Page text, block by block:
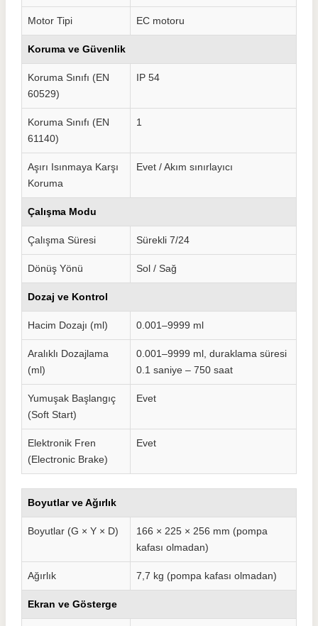
Motor Tipi EC motoru
Koruma ve Güvenlik
Koruma Sınıfı (EN
60529)
IP 54
Koruma Sınıfı (EN
61140)
1
Aşırı Isınmaya Karşı
Koruma
Evet / Akım sınırlayıcı
Çalışma Modu
Çalışma Süresi Sürekli 7/24
Dönüş Yönü Sol / Sağ
Dozaj ve Kontrol
Hacim Dozajı (ml) 0.001–9999 ml
Aralıklı Dozajlama
(ml)
0.001–9999 ml, duraklama süresi
0.1 saniye – 750 saat
Yumuşak Başlangıç
(Soft Start)
Evet
Elektronik Fren
(Electronic Brake)
Evet
Boyutlar ve Ağırlık
Boyutlar (G × Y × D)
166 × 225 × 256 mm (pompa
kafası olmadan)
Ağırlık 7,7 kg (pompa kafası olmadan)
Ekran ve Gösterge